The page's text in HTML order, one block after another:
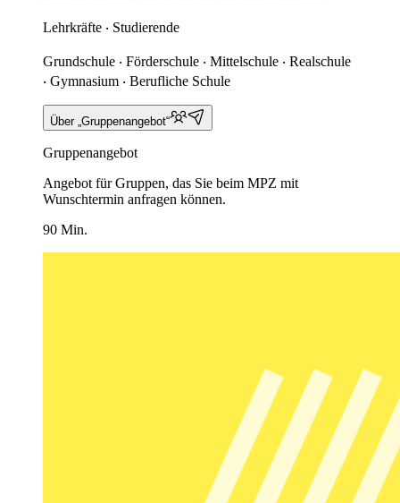
Lehrkräfte ‧ Studierende
Grundschule ‧ Förderschule ‧ Mittelschule ‧ Realschule
‧ Gymnasium ‧ Berufliche Schule
Über „Gruppenangebot“
Gruppenangebot
Angebot für Gruppen, das Sie beim MPZ mit
Wunschtermin anfragen können.
90 Min.